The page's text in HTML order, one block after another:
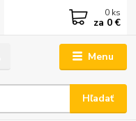
Menu
Hľadať
0 ks
za 0 €